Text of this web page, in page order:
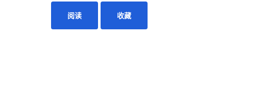
阅读 收藏